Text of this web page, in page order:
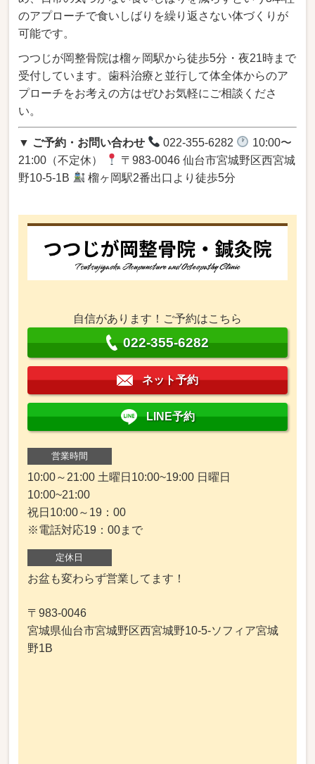
のアプローチで食いしばりを繰り返さない体づくりが
可能です。
つつじが岡整骨院は榴ヶ岡駅から徒歩5分・夜21時まで
受付しています。歯科治療と並行して体全体からのア
プローチをお考えの方はぜひお気軽にご相談くださ
い。
▼ ご予約・お問い合わせ 022-355-6282
10:00〜
21:00（不定休）
〒983-0046 仙台市宮城野区西宮城
野10-5-1B
榴ヶ岡駅2番出口より徒歩5分
自信があります！ご予約はこちら
022-355-6282
ネット予約
LINE予約
営業時間
10:00～21:00 土曜日10:00~19:00 日曜日
10:00~21:00
祝日10:00～19：00
※電話対応19：00まで
定休日
お盆も変わらず営業してます！
〒983-0046
宮城県仙台市宮城野区西宮城野10-5-ソフィア宮城
野1B